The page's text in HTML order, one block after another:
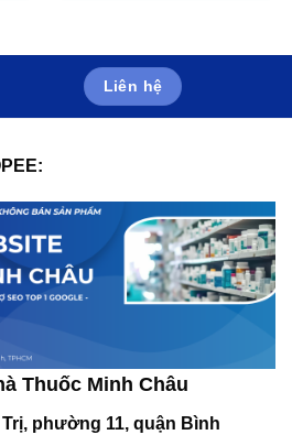
Liên hệ
Thuốc Minh Châu
phường 11, quận Bình